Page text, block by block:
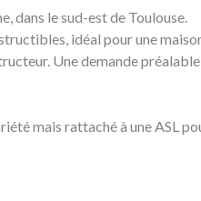
dans le sud-est de Toulouse.
idéal pour une
Une demande
mais rattaché à une ASL